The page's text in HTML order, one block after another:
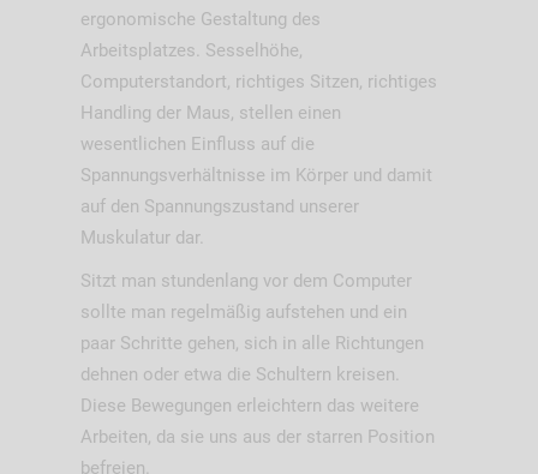
ergonomische Gestaltung des
Arbeitsplatzes. Sesselhöhe,
Computerstandort, richtiges Sitzen, richtiges
Handling der Maus, stellen einen
wesentlichen Einfluss auf die
Spannungsverhältnisse im Körper und damit
auf den Spannungszustand unserer
Muskulatur dar.
Sitzt man stundenlang vor dem Computer
sollte man regelmäßig aufstehen und ein
paar Schritte gehen, sich in alle Richtungen
dehnen oder etwa die Schultern kreisen.
Diese Bewegungen erleichtern das weitere
Arbeiten, da sie uns aus der starren Position
befreien.